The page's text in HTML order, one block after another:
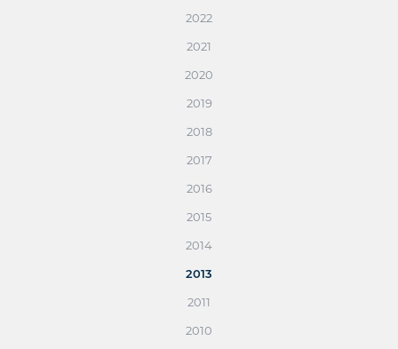
2022
2021
2020
2019
2018
2017
2016
2015
2014
2013
2011
2010